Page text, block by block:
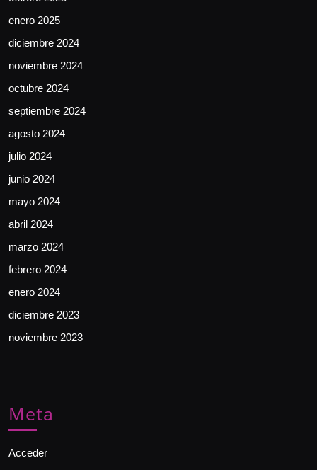
enero 2025
diciembre 2024
noviembre 2024
octubre 2024
septiembre 2024
agosto 2024
julio 2024
junio 2024
mayo 2024
abril 2024
marzo 2024
febrero 2024
enero 2024
diciembre 2023
noviembre 2023
Meta
Acceder